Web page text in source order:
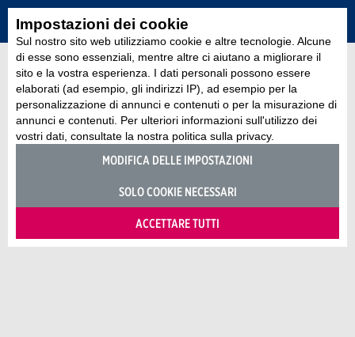
Impostazioni dei cookie
Sul nostro sito web utilizziamo cookie e altre tecnologie. Alcune
di esse sono essenziali, mentre altre ci aiutano a migliorare il
sito e la vostra esperienza. I dati personali possono essere
elaborati (ad esempio, gli indirizzi IP), ad esempio per la
personalizzazione di annunci e contenuti o per la misurazione di
annunci e contenuti. Per ulteriori informazioni sull'utilizzo dei
vostri dati, consultate la nostra politica sulla privacy.
MODIFICA DELLE IMPOSTAZIONI
SOLO COOKIE NECESSARI
ACCETTARE TUTTI